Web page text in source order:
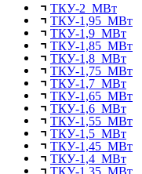
ТКУ-2 МВт
ТКУ-1,95 МВт
ТКУ-1,9 МВт
ТКУ-1,85 МВт
ТКУ-1,8 МВт
ТКУ-1,75 МВт
ТКУ-1,7 МВт
ТКУ-1,65 МВт
ТКУ-1,6 МВт
ТКУ-1,55 МВт
ТКУ-1,5 МВт
ТКУ-1,45 МВт
ТКУ-1,4 МВт
ТКУ-1,35 МВт